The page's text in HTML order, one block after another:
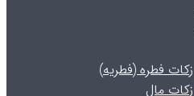
زکات فطره (فطریه)
زکات مال